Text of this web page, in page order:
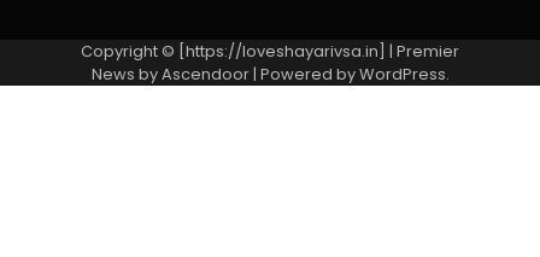
Copyright © [https://loveshayarivsa.in] | Premier
News byAscendoor| Powered byWordPress.